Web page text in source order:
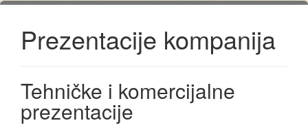
Prezentacije kompanija
Tehničke i komercijalne
prezentacije